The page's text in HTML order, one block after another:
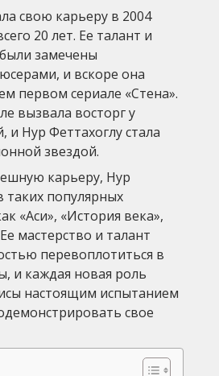
свою карьеру в 2004
20 лет. Ее талант и
замечены
и вскоре она
первом сериале «Стена».
вызвала восторг у
и Нур Феттахоглу стала
звездой.
карьеру, Нур
таких популярных
«Аси», «История века»,
мастерство и талант
перевоплотиться в
и каждая новая роль
настоящим испытанием
свое